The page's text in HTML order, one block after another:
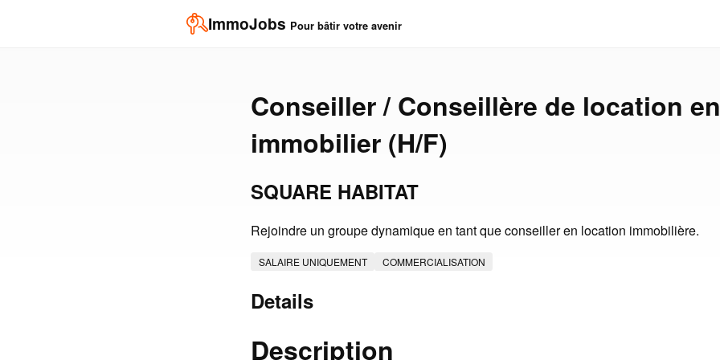
ImmoJobs Pour bâtir votre avenir
Conseiller / Conseillère de location en
immobilier (H/F)
SQUARE HABITAT
Rejoindre un groupe dynamique en tant que conseiller en location immobilière.
SALAIRE UNIQUEMENT COMMERCIALISATION
Details
Description